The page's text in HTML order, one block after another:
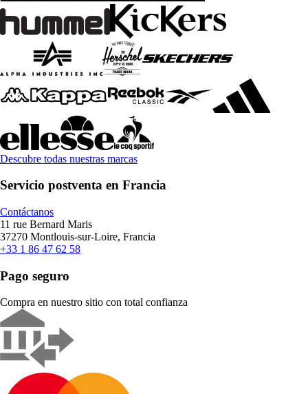
Descubre todas nuestras marcas
Servicio postventa en Francia
Contáctanos
11 rue Bernard Maris
37270 Montlouis-sur-Loire, Francia
+33 1 86 47 62 58
Pago seguro
Compra en nuestro sitio con total confianza